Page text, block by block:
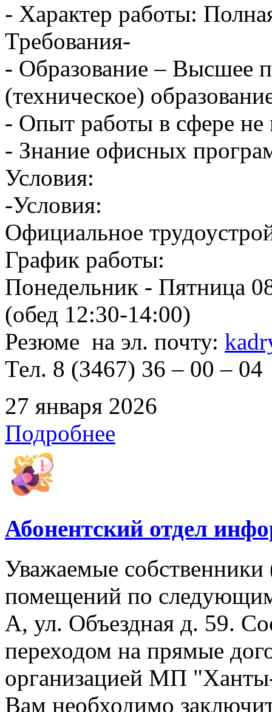
- Характер работы:
Требования-
- Образование – Высшее
(техническое)
- Опыт работы в сфере не
- Знание офисных
Условия:
-Условия:
Официальное
График работы:
Понедельник - Пятница
(обед 12:30-14:00)
Резюме на эл. почту:
Тел. 8 (3467) 36 – 00 – 04
27 января 2026
Подробнее
Абонентский отдел
Уважаемые
помещений по
А, ул. Объездная д. 59.
переходом на прямые
организацией МП
Вам необходимо